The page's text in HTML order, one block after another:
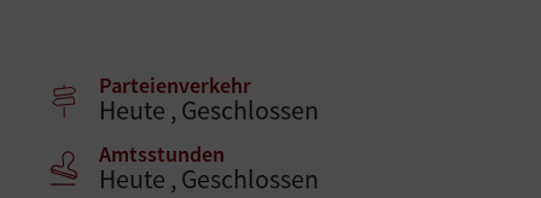
Parteienverkehr
Heute , Geschlossen
Amtsstunden
Heute , Geschlossen